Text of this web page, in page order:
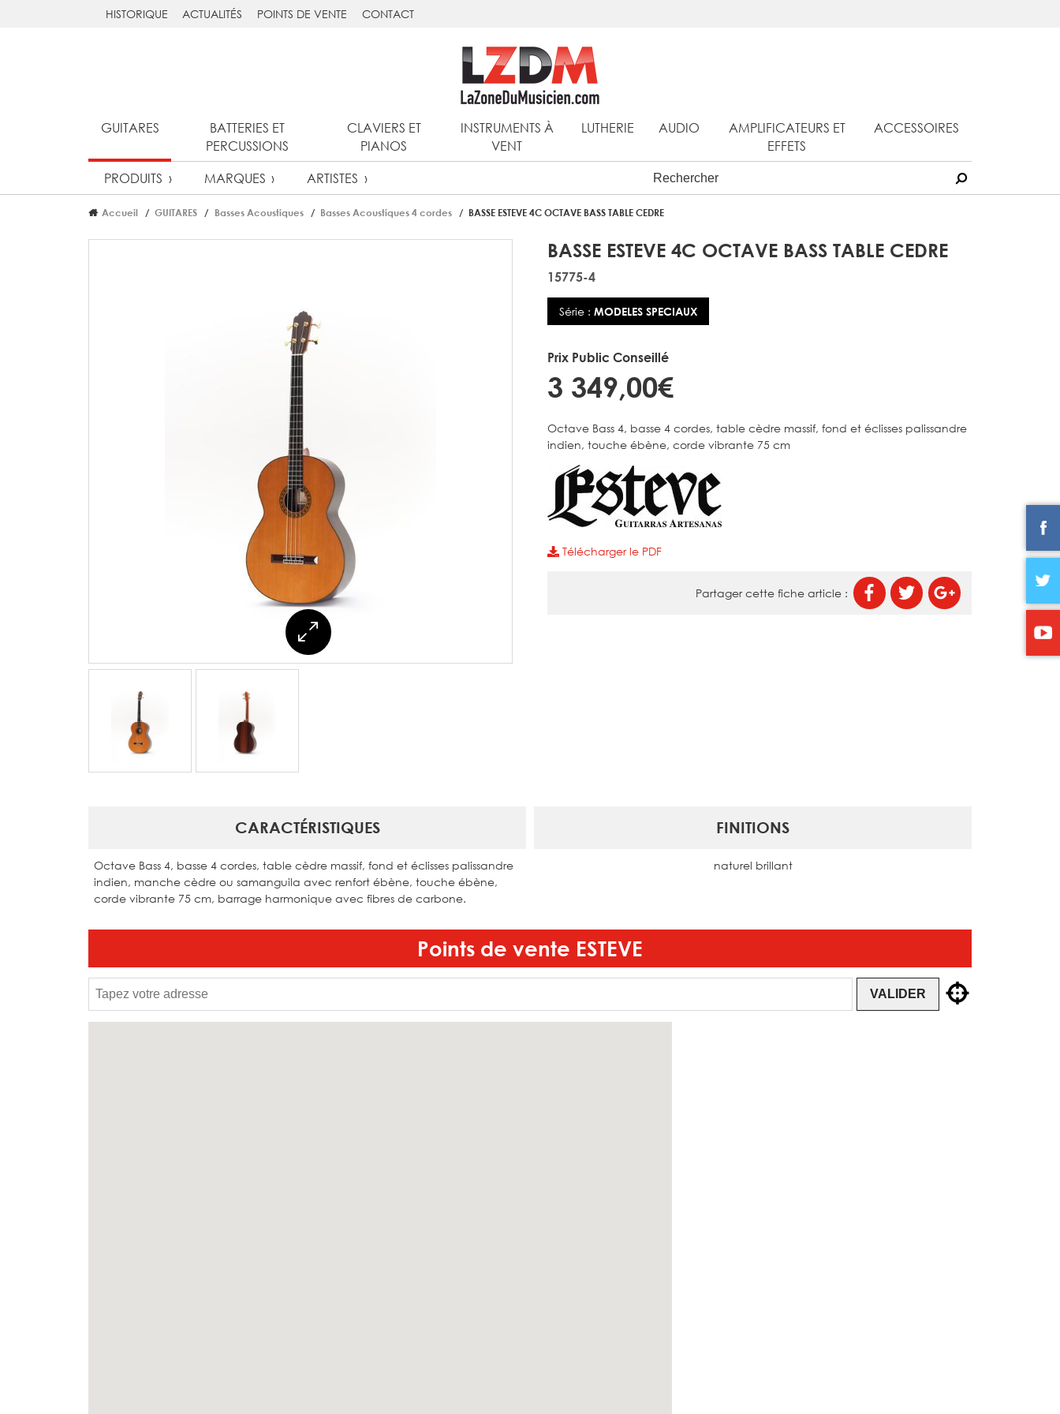
HISTORIQUE ACTUALITÉS POINTS DE VENTE CONTACT
GUITARES
BATTERIES ET
PERCUSSIONS
CLAVIERS ET
PIANOS
INSTRUMENTS À
VENT
LUTHERIE AUDIO
AMPLIFICATEURS ET
EFFETS
ACCESSOIRES
PRODUITS MARQUES ARTISTES
Accueil GUITARES Basses Acoustiques Basses Acoustiques 4 cordes BASSE ESTEVE 4C OCTAVE BASS TABLE CEDRE
BASSE ESTEVE 4C OCTAVE BASS TABLE CEDRE
15775-4
Série : MODELES SPECIAUX
Prix Public Conseillé
3 349,00€
Octave Bass 4, basse 4 cordes, table cèdre massif, fond et éclisses palissandre
indien, touche ébène, corde vibrante 75 cm
Télécharger le PDF
Partager cette fiche article :
CARACTÉRISTIQUES
Octave Bass 4, basse 4 cordes, table cèdre massif, fond et éclisses palissandre
indien, manche cèdre ou samanguila avec renfort ébène, touche ébène,
corde vibrante 75 cm, barrage harmonique avec fibres de carbone.
FINITIONS
naturel brillant
Points de vente ESTEVE
VALIDER